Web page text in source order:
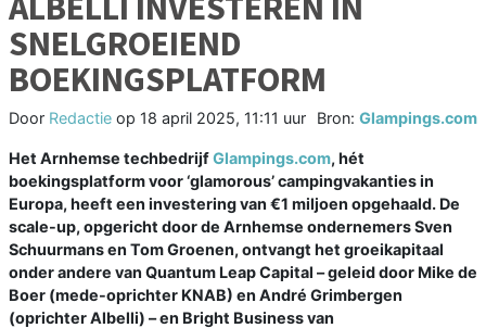
SNELGROEIEND
BOEKINGSPLATFORM
Door Redactie op 18 april 2025, 11:11 uur Bron: Glampings.com
Het Arnhemse techbedrijfGlampings.com, hét
boekingsplatform voor ‘glamorous’ campingvakanties in
Europa, heeft een investering van €1 miljoen opgehaald. De
scale-up, opgericht door de Arnhemse ondernemers Sven
Schuurmans en Tom Groenen, ontvangt het groeikapitaal
onder andere van Quantum Leap Capital – geleid door Mike de
Boer (mede-oprichter KNAB) en André Grimbergen
(oprichter Albelli) – en Bright Business van